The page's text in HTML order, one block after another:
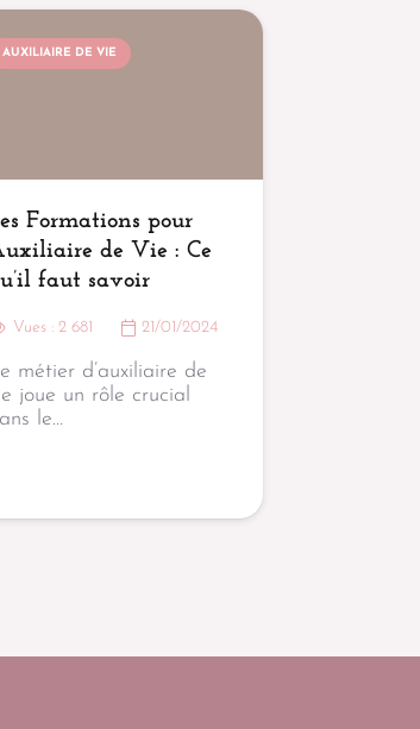
AUXILIAIRE DE VIE
Formations pour
de Vie : Ce
faut savoir
Vues : 2 681 21/01/2024
métier d’auxiliaire de
joue un rôle crucial
le…